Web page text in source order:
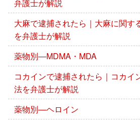
弁護士が解説
大麻で逮捕されたら｜大麻に関す
を弁護士が解説
薬物別―MDMA・MDA
コカインで逮捕されたら｜コカイ
法を弁護士が解説
薬物別―ヘロイン